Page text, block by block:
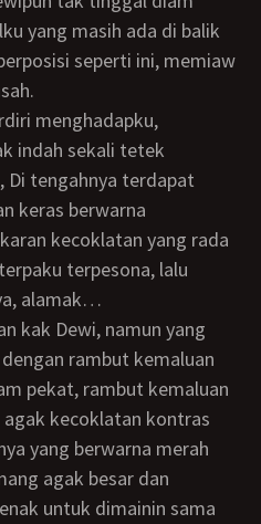
yang masih ada di balik
seperti ini, memiaw
indah sekali tetek
Di tengahnya terdapat
keras berwarna
kecoklatan yang rada
terpesona, lalu
alamak…
rambut kemaluan
pekat, rambut kemaluan
kecoklatan kontras
yang berwarna merah
agak besar dan
untuk dimainin sama